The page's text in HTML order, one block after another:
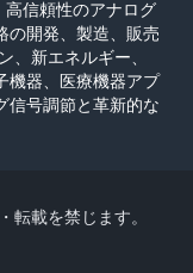
高信頼性のアナログ
の開発、製造、販売
、新エネルギー、
機器、医療機器アプ
信号調節と革新的な
転載を禁じます。